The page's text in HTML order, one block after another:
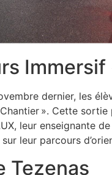
dernier, les
». Cette
leur enseignante
leur parcours
Tezenas